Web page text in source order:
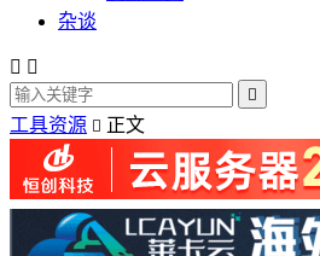
杂谈
 

工具资源  正文